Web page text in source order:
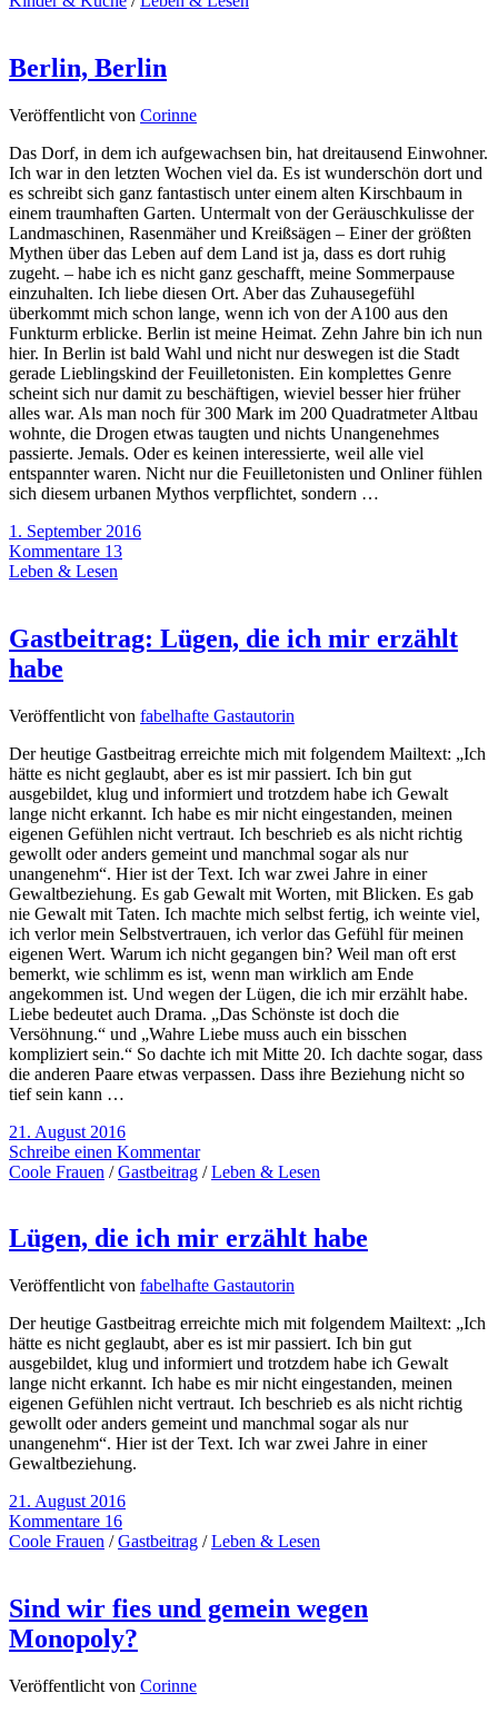
Berlin, Berlin
Veröffentlicht von Corinne
Das Dorf, in dem ich aufgewachsen bin, hat dreitausend Einwohner.
Ich war in den letzten Wochen viel da. Es ist wunderschön dort und
es schreibt sich ganz fantastisch unter einem alten Kirschbaum in
einem traumhaften Garten. Untermalt von der Geräuschkulisse der
Landmaschinen, Rasenmäher und Kreißsägen – Einer der größten
Mythen über das Leben auf dem Land ist ja, dass es dort ruhig
zugeht. – habe ich es nicht ganz geschafft, meine Sommerpause
einzuhalten. Ich liebe diesen Ort. Aber das Zuhausegefühl
überkommt mich schon lange, wenn ich von der A100 aus den
Funkturm erblicke. Berlin ist meine Heimat. Zehn Jahre bin ich nun
hier. In Berlin ist bald Wahl und nicht nur deswegen ist die Stadt
gerade Lieblingskind der Feuilletonisten. Ein komplettes Genre
scheint sich nur damit zu beschäftigen, wieviel besser hier früher
alles war. Als man noch für 300 Mark im 200 Quadratmeter Altbau
wohnte, die Drogen etwas taugten und nichts Unangenehmes
passierte. Jemals. Oder es keinen interessierte, weil alle viel
entspannter waren. Nicht nur die Feuilletonisten und Onliner fühlen
sich diesem urbanen Mythos verpflichtet, sondern …
1. September 2016
Kommentare 13
Leben & Lesen
Gastbeitrag: Lügen, die ich mir erzählt
habe
Veröffentlicht von fabelhafte Gastautorin
Der heutige Gastbeitrag erreichte mich mit folgendem Mailtext: „Ich
hätte es nicht geglaubt, aber es ist mir passiert. Ich bin gut
ausgebildet, klug und informiert und trotzdem habe ich Gewalt
lange nicht erkannt. Ich habe es mir nicht eingestanden, meinen
eigenen Gefühlen nicht vertraut. Ich beschrieb es als nicht richtig
gewollt oder anders gemeint und manchmal sogar als nur
unangenehm“. Hier ist der Text. Ich war zwei Jahre in einer
Gewaltbeziehung. Es gab Gewalt mit Worten, mit Blicken. Es gab
nie Gewalt mit Taten. Ich machte mich selbst fertig, ich weinte viel,
ich verlor mein Selbstvertrauen, ich verlor das Gefühl für meinen
eigenen Wert. Warum ich nicht gegangen bin? Weil man oft erst
bemerkt, wie schlimm es ist, wenn man wirklich am Ende
angekommen ist. Und wegen der Lügen, die ich mir erzählt habe.
Liebe bedeutet auch Drama. „Das Schönste ist doch die
Versöhnung.“ und „Wahre Liebe muss auch ein bisschen
kompliziert sein.“ So dachte ich mit Mitte 20. Ich dachte sogar, dass
die anderen Paare etwas verpassen. Dass ihre Beziehung nicht so
tief sein kann …
21. August 2016
Schreibe einen Kommentar
Coole Frauen /Gastbeitrag /Leben & Lesen
Lügen, die ich mir erzählt habe
Veröffentlicht von fabelhafte Gastautorin
Der heutige Gastbeitrag erreichte mich mit folgendem Mailtext: „Ich
hätte es nicht geglaubt, aber es ist mir passiert. Ich bin gut
ausgebildet, klug und informiert und trotzdem habe ich Gewalt
lange nicht erkannt. Ich habe es mir nicht eingestanden, meinen
eigenen Gefühlen nicht vertraut. Ich beschrieb es als nicht richtig
gewollt oder anders gemeint und manchmal sogar als nur
unangenehm“. Hier ist der Text. Ich war zwei Jahre in einer
Gewaltbeziehung.
21. August 2016
Kommentare 16
Coole Frauen /Gastbeitrag /Leben & Lesen
Sind wir fies und gemein wegen
Monopoly?
Veröffentlicht von Corinne